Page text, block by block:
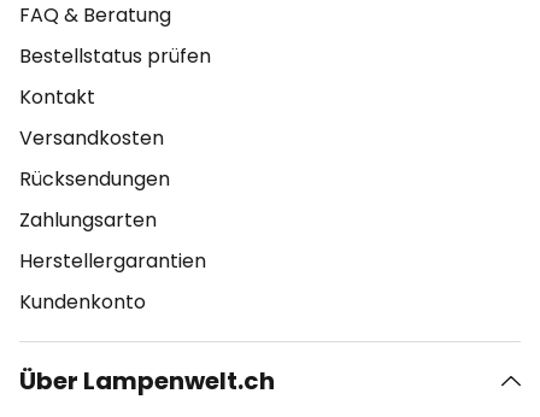
FAQ & Beratung
Bestellstatus prüfen
Kontakt
Versandkosten
Rücksendungen
Zahlungsarten
Herstellergarantien
Kundenkonto
Über Lampenwelt.ch